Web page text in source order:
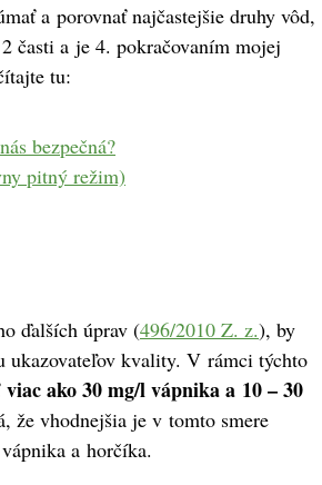
a porovnať najčastejšie druhy vôd,
časti a je 4. pokračovaním mojej
tu:
bezpečná?
pitný režim)
ďalších úprav (496/2010 Z. z.), by
ukazovateľov kvality. V rámci týchto
viac ako 30 mg/l vápnika a 10 – 30
že vhodnejšia je v tomto smere
a horčíka.